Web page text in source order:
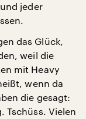
jeder
das Glück,
weil die
mit Heavy
wenn da
die gesagt:
Tschüss. Vielen